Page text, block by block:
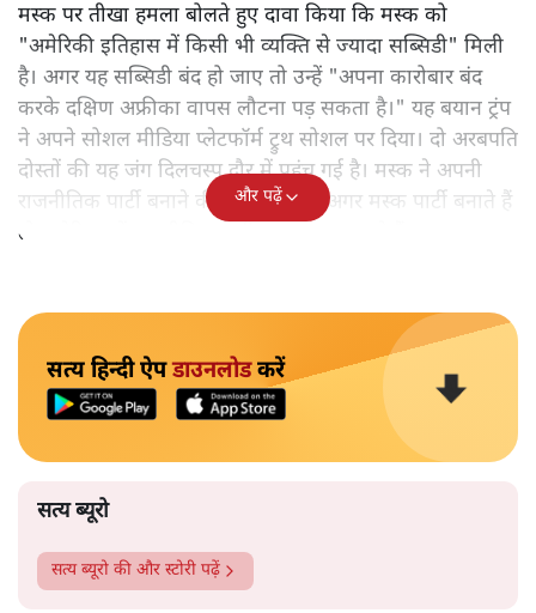
मस्क पर तीखा हमला बोलते हुए दावा किया कि मस्क को
"अमेरिकी इतिहास में किसी भी व्यक्ति से ज्यादा सब्सिडी" मिली
है। अगर यह सब्सिडी बंद हो जाए तो उन्हें "अपना कारोबार बंद
करके दक्षिण अफ्रीका वापस लौटना पड़ सकता है।" यह बयान ट्रंप
ने अपने सोशल मीडिया प्लेटफॉर्म ट्रुथ सोशल पर दिया। दो अरबपति
दोस्तों की यह जंग दिलचस्प दौर में पहुंच गई है। मस्क ने अपनी
राजनीतिक पार्टी बनाने की धमकी दी है। अगर मस्क पार्टी बनाते हैं
तो अमेरिका में राजनीतिक समीकरण बदल सकते हैं।
और पढ़ें
सत्य हिन्दी ऐपडाउनलोडकरें
सत्य ब्यूरो
सत्य ब्यूरो की और स्टोरी पढ़ें